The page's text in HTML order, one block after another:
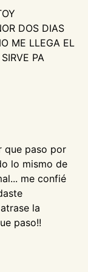
DOS DIAS
ME LLEGA EL
PA
que paso por
lo mismo de
me confié
la
paso!!